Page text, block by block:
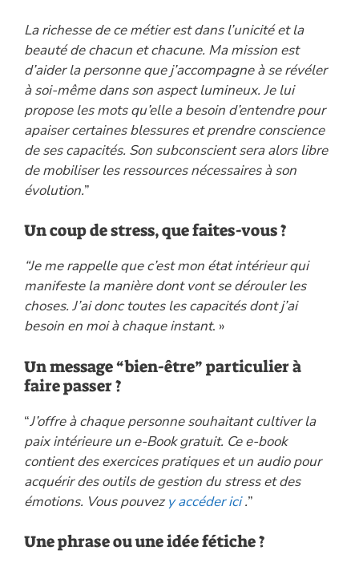
La richesse de ce métier est dans l’unicité et la
beauté de chacun et chacune. Ma mission est
d’aider la personne que j’accompagne à se révéler
à soi-même dans son aspect lumineux. Je lui
propose les mots qu’elle a besoin d’entendre pour
apaiser certaines blessures et prendre conscience
de ses capacités. Son subconscient sera alors libre
de mobiliser les ressources nécessaires à son
évolution.”
Un coup de stress, que faites-vous ?
“Je me rappelle que c’est mon état intérieur qui
manifeste la manière dont vont se dérouler les
choses. J’ai donc toutes les capacités dont j’ai
besoin en moi à chaque instant. »
Un message “bien-être” particulier à
faire passer ?
“J’offre à chaque personne souhaitant cultiver la
paix intérieure un e-Book gratuit. Ce e-book
contient des exercices pratiques et un audio pour
acquérir des outils de gestion du stress et des
émotions. Vous pouvez y accéder ici.”
Une phrase ou une idée fétiche ?